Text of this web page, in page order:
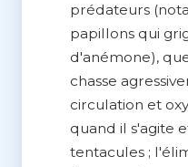
prédateurs
papillons qui
d'anémone),
chasse
circulation et
quand il s'agite
tentacules ;